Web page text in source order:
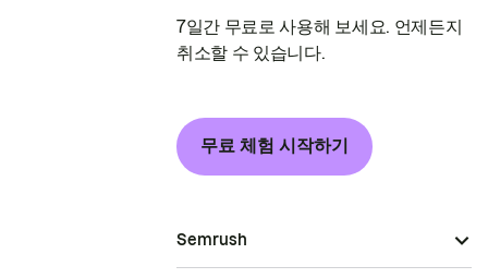
7일간 무료로 사용해 보세요. 언제든지
취소할 수 있습니다.
무료 체험 시작하기
Semrush